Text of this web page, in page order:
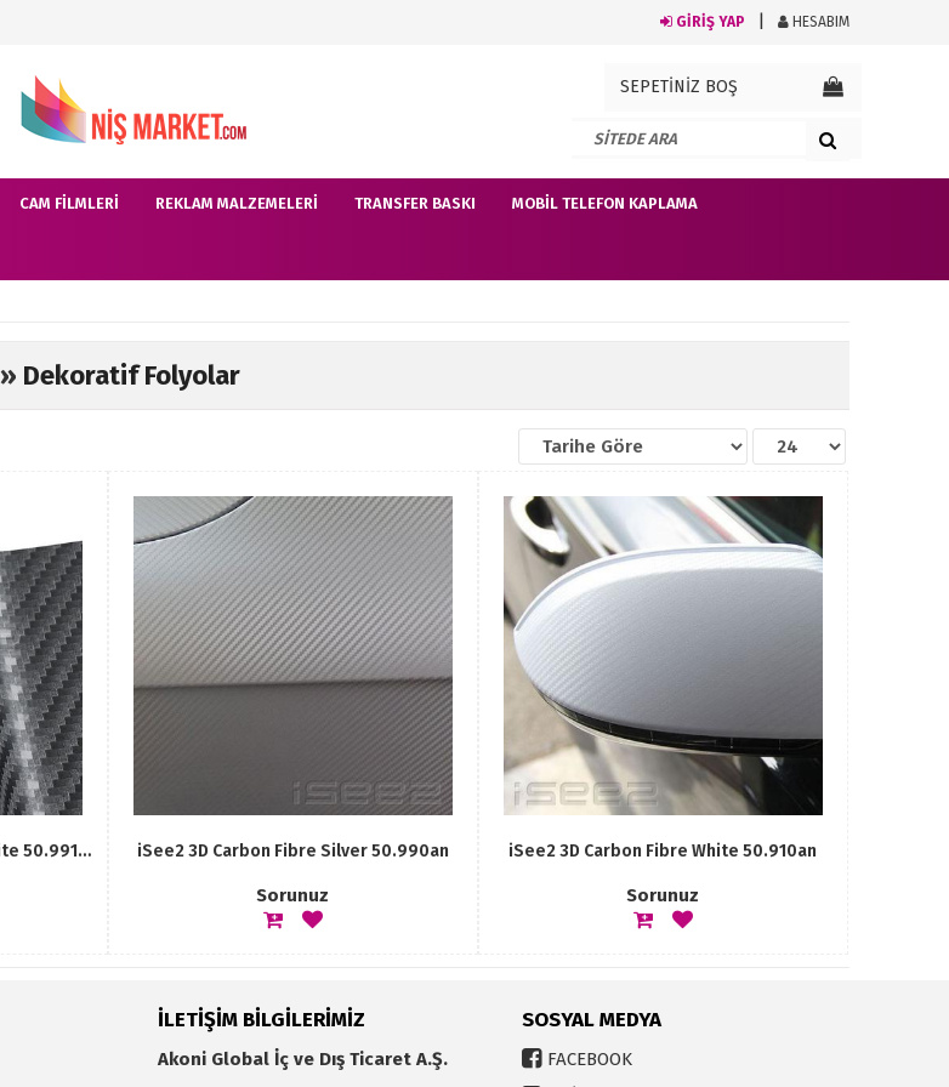
GİRİŞ YAP HESABIM
SEPETİNİZ BOŞ
CAM FILMLERI REKLAM MALZEMELERI TRANSFER BASKI MOBIL TELEFON KAPLAMA
» Dekoratif Folyolar
iSee2 3D Carbon Fibre Anthracite 50.991an iSee2 3D Carbon Fibre Silver 50.990an
Sorunuz
iSee2 3D Carbon Fibre White 50.910an
Sorunuz
İLETİŞİM BİLGİLERİMİZ
Akoni Global İç ve Dış Ticaret A.Ş.
SOSYAL MEDYA
FACEBOOK